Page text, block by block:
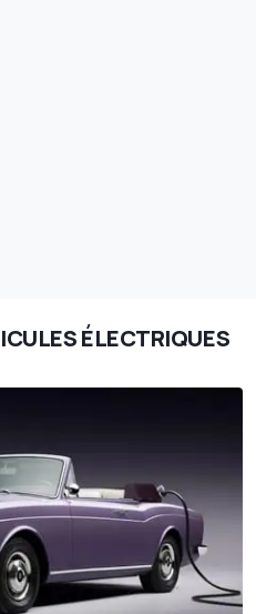
ÉLECTRIQUES